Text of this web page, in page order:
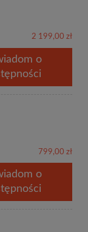
2 199,00 zł
o
799,00 zł
o